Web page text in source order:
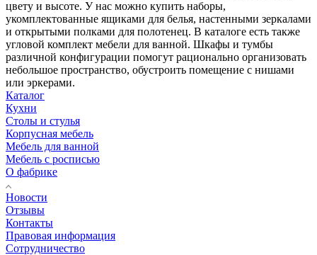
цвету и высоте. У нас можно купить наборы,
укомплектованные ящиками для белья, настенными зеркалами
и открытыми полками для полотенец. В каталоге есть также
угловой комплект мебели для ванной. Шкафы и тумбы
различной конфигурации помогут рационально организовать
небольшое пространство, обустроить помещение с нишами
или эркерами.
Каталог
Кухни
Столы и стулья
Корпусная мебель
Мебель для ванной
Мебель с росписью
О фабрике
Новости
Отзывы
Контакты
Правовая информация
Сотрудничество